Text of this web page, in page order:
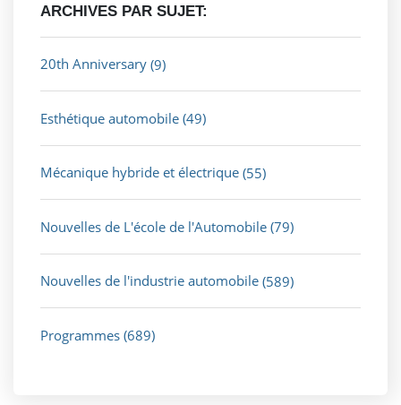
ARCHIVES PAR SUJET:
20th Anniversary (9)
Esthétique automobile (49)
Mécanique hybride et électrique (55)
Nouvelles de L'école de l'Automobile (79)
Nouvelles de l'industrie automobile (589)
Programmes (689)